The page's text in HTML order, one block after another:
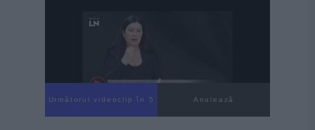
Următorul videoclip în 4 Anulează